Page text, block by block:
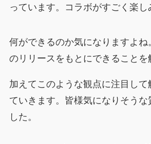
っています。コラボがすごく楽し
何ができるのか気になりますよね
のリリースをもとにできることを
加えてこのような観点に注目して
ていきます。皆様気になりそうな
した。